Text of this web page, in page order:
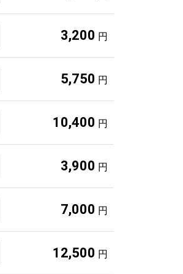
3,200 円
5,750 円
10,400 円
3,900 円
7,000 円
12,500 円